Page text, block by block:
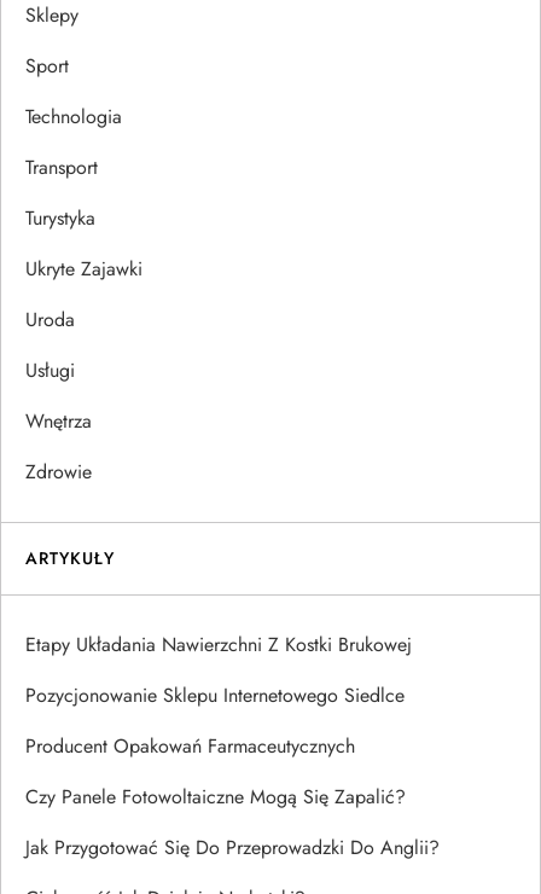
Sklepy
Sport
Technologia
Transport
Turystyka
Ukryte Zajawki
Uroda
Usługi
Wnętrza
Zdrowie
ARTYKUŁY
Etapy Układania Nawierzchni Z Kostki Brukowej
Pozycjonowanie Sklepu Internetowego Siedlce
Producent Opakowań Farmaceutycznych
Czy Panele Fotowoltaiczne Mogą Się Zapalić?
Jak Przygotować Się Do Przeprowadzki Do Anglii?